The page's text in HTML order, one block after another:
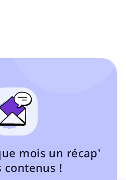
mois un récap'
contenus !